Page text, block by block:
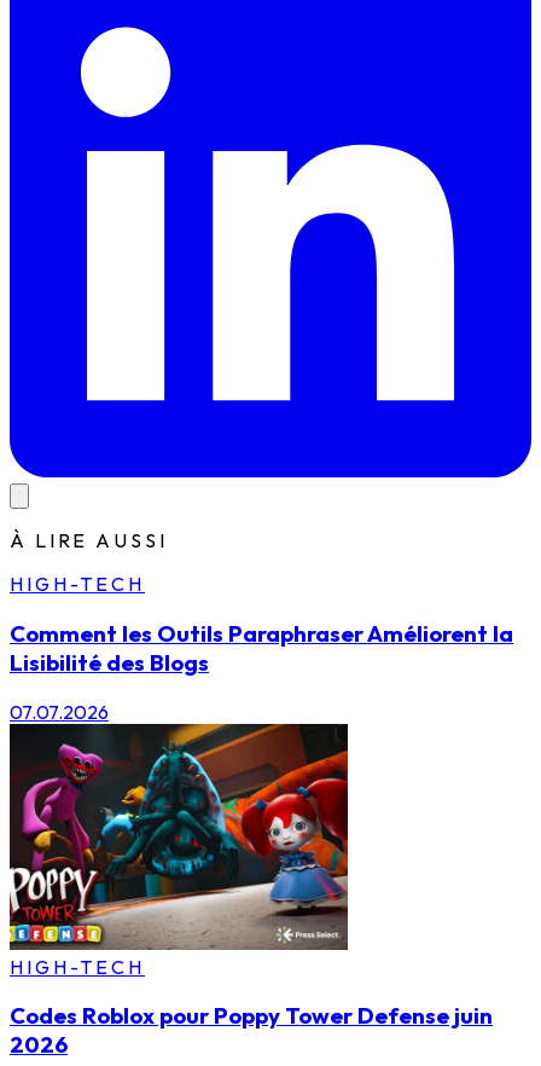
À LIRE AUSSI
HIGH-TECH
Comment les Outils Paraphraser Améliorent la
Lisibilité des Blogs
07.07.2026
HIGH-TECH
Codes Roblox pour Poppy Tower Defense juin
2026